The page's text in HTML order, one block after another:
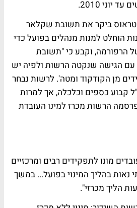
ביקר את תשובת שקלאר
הוחלט למנות מנהלים בפועל כדי
הרפורמה, וקבע כי "תשובת
עם הגישה שנקטה הרשות ולפיה יש
מן הקודקוד ומטה'. לרשות נבחר
2007 סמנכ"ל קבוע כספים וכלכלה, אך למרות
הרשות מכרז למינו העובדת
מונו לתפקידים רבים ומרכזיים
בהליך המינוי בפועל... במשך
הליך מכרזי".